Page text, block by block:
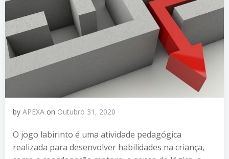
by APEXA on Outubro 31, 2020
O jogo labirinto é uma atividade pedagógica
realizada para desenvolver habilidades na criança,